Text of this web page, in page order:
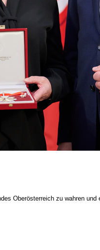
Oberösterreich zu wahren